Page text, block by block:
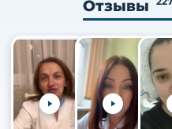
Отзывы